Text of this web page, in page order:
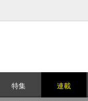
特集 連載